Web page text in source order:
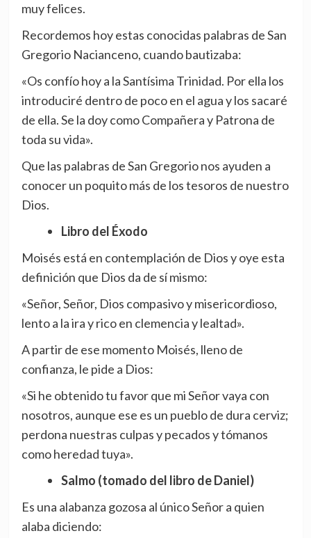
muy felices.
Recordemos hoy estas conocidas palabras de San
Gregorio Nacianceno, cuando bautizaba:
«Os confío hoy a la Santísima Trinidad. Por ella los
introduciré dentro de poco en el agua y los sacaré
de ella. Se la doy como Compañera y Patrona de
toda su vida».
Que las palabras de San Gregorio nos ayuden a
conocer un poquito más de los tesoros de nuestro
Dios.
Libro del Éxodo
Moisés está en contemplación de Dios y oye esta
definición que Dios da de sí mismo:
«Señor, Señor, Dios compasivo y misericordioso,
lento a la ira y rico en clemencia y lealtad».
A partir de ese momento Moisés, lleno de
confianza, le pide a Dios:
«Si he obtenido tu favor que mi Señor vaya con
nosotros, aunque ese es un pueblo de dura cerviz;
perdona nuestras culpas y pecados y tómanos
como heredad tuya».
Salmo (tomado del libro de Daniel)
Es una alabanza gozosa al único Señor a quien
alaba diciendo: